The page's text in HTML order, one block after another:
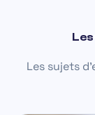
Les sujets